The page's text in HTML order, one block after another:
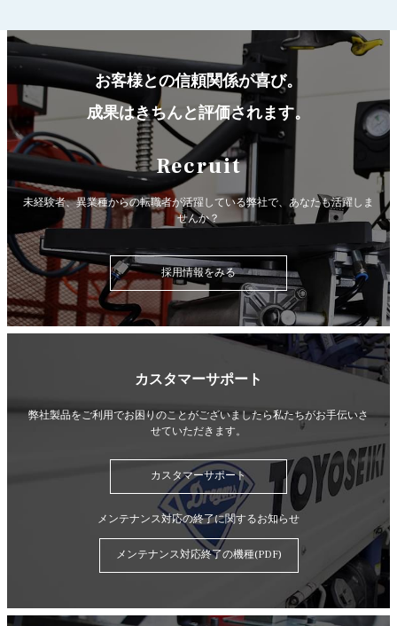
お客様との信頼関係が喜び。
成果はきちんと評価されます。
Recruit
未経験者、異業種からの転職者が活躍している弊社で、 あなたも活躍しま
せんか？
採用情報をみる
カスタマーサポート
弊社製品をご利用でお困りのことがございましたら私たちがお手伝いさ
せていただきます。
カスタマーサポート
メンテナンス対応の終了に関するお知らせ
メンテナンス対応終了の機種(PDF)